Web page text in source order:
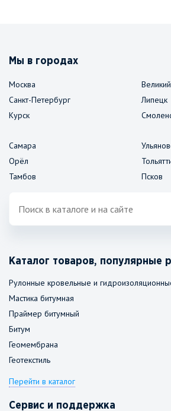
Мы в городах
Москва
Санкт-Петербург
Курск
Липецк
Самара
Орёл
Тамбов
Псков
Каталог товаров, популярные
Рулонные кровельные и
Мастика битумная
Праймер битумный
Битум
Геомембрана
Геотекстиль
Перейти в каталог
Сервис и поддержка